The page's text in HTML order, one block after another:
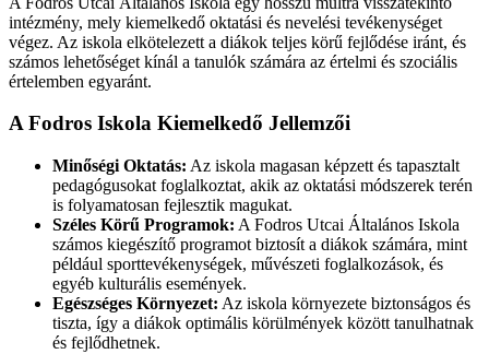
intézmény, mely kiemelkedő oktatási és nevelési tevékenységet
végez. Az iskola elkötelezett a diákok teljes körű fejlődése iránt, és
számos lehetőséget kínál a tanulók számára az értelmi és szociális
értelemben egyaránt.
A Fodros Iskola Kiemelkedő Jellemzői
Minőségi Oktatás: Az iskola magasan képzett és tapasztalt
pedagógusokat foglalkoztat, akik az oktatási módszerek terén
is folyamatosan fejlesztik magukat.
Széles Körű Programok: A Fodros Utcai Általános Iskola
számos kiegészítő programot biztosít a diákok számára, mint
például sporttevékenységek, művészeti foglalkozások, és
egyéb kulturális események.
Egészséges Környezet: Az iskola környezete biztonságos és
tiszta, így a diákok optimális körülmények között tanulhatnak
és fejlődhetnek.